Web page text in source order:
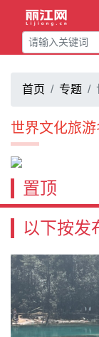
首页 专题
世界文化旅
置顶
以下按发